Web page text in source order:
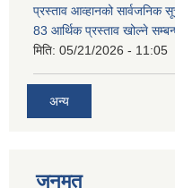
प्रस्ताव आव्हानको
83 आर्थिक प्रस्ताव खोल्ने
मिति: 05/21/2026 - 11:05
अन्य
जनमत